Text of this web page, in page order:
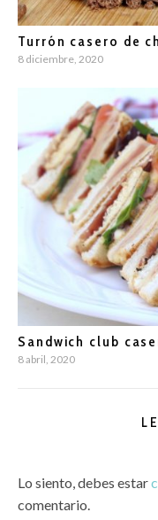
Turrón casero de
8 diciembre, 2020
Sandwich club
8 abril, 2020
Lo siento, debes estar
comentario.